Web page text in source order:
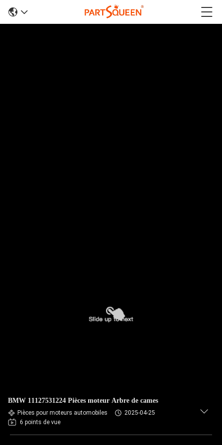
BMW 11127531224 Pièces moteur Arbre de cames
Pièces pour moteurs automobiles
2025-04-25
6 points de vue